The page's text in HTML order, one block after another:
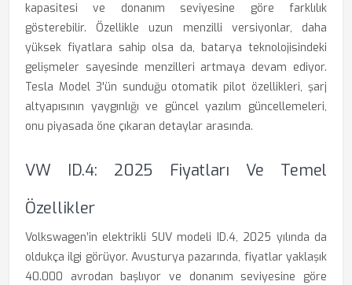
kapasitesi ve donanım seviyesine göre farklılık
gösterebilir. Özellikle uzun menzilli versiyonlar, daha
yüksek fiyatlara sahip olsa da, batarya teknolojisindeki
gelişmeler sayesinde menzilleri artmaya devam ediyor.
Tesla Model 3'ün sunduğu otomatik pilot özellikleri, şarj
altyapısının yaygınlığı ve güncel yazılım güncellemeleri,
onu piyasada öne çıkaran detaylar arasında.
VW ID.4: 2025 Fiyatları Ve Temel
Özellikler
Volkswagen’in elektrikli SUV modeli ID.4, 2025 yılında da
oldukça ilgi görüyor. Avusturya pazarında, fiyatlar yaklaşık
40.000 avrodan başlıyor ve donanım seviyesine göre